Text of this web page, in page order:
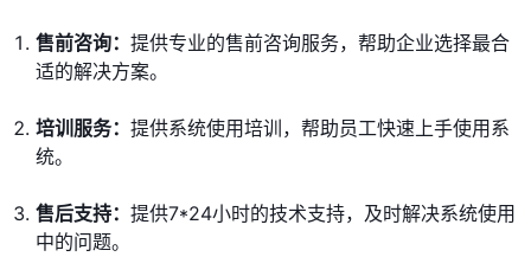
售前咨询： 提供专业的售前咨询服务，帮助企业选择最合
适的解决方案。
培训服务： 提供系统使用培训，帮助员工快速上手使用系
统。
售后支持： 提供7*24小时的技术支持，及时解决系统使用
中的问题。